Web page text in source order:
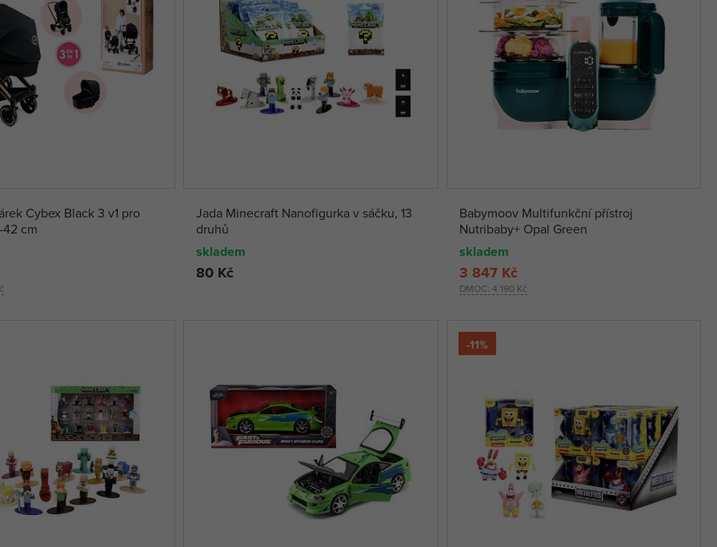
Cybex Black 3 v1 pro
cm
Jada Minecraft Nanofigurka v sáčku, 13
druhů
skladem
80 Kč
Babymoov Multifunkční přístroj
Nutribaby+ Opal Green
skladem
DMOC: 4 190 Kč
3 847 Kč
-11%